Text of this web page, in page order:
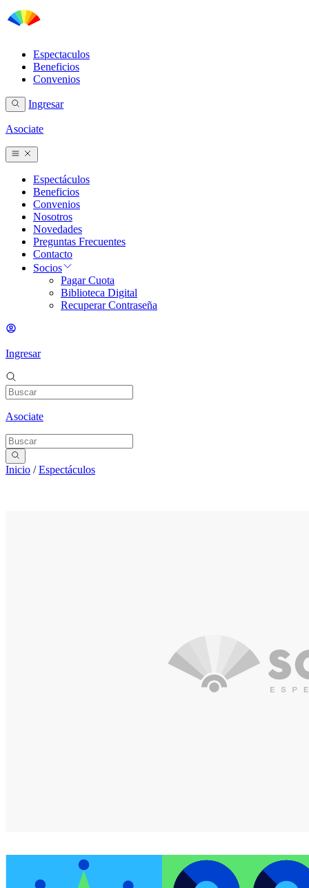
Espectaculos
Beneficios
Convenios
Ingresar
Asociate
Espectáculos
Beneficios
Convenios
Nosotros
Novedades
Preguntas Frecuentes
Contacto
Socios
Pagar Cuota
Biblioteca Digital
Recuperar Contraseña
Ingresar
Asociate
Inicio /Espectáculos